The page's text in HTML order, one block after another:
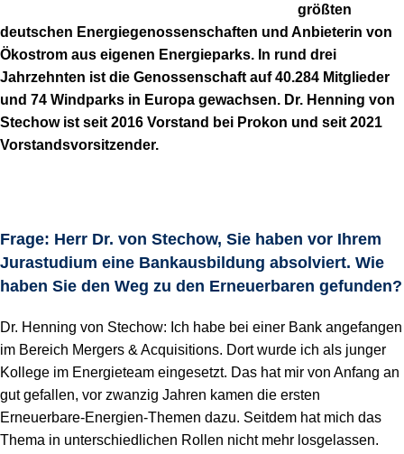
größten
deutschen Energiegenossenschaften und Anbieterin von
Ökostrom aus eigenen Energieparks. In rund drei
Jahrzehnten ist die Genossenschaft auf 40.284 Mitglieder
und 74 Windparks in Europa gewachsen. Dr. Henning von
Stechow ist seit 2016 Vorstand bei Prokon und seit 2021
Vorstandsvorsitzender.
Frage: Herr Dr. von Stechow, Sie haben vor Ihrem
Jurastudium eine Bankausbildung absolviert. Wie
haben Sie den Weg zu den Erneuerbaren gefunden?
Dr. Henning von Stechow: Ich habe bei einer Bank angefangen
im Bereich Mergers & Acquisitions. Dort wurde ich als junger
Kollege im Energieteam eingesetzt. Das hat mir von Anfang an
gut gefallen, vor zwanzig Jahren kamen die ersten
Erneuerbare-Energien-Themen dazu. Seitdem hat mich das
Thema in unterschiedlichen Rollen nicht mehr losgelassen.